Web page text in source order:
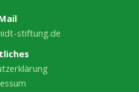
stiftung.de